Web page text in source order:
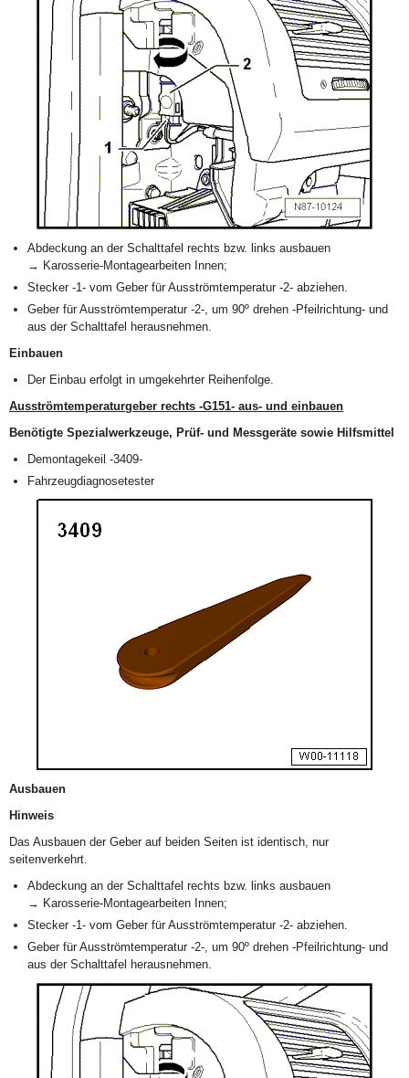
Abdeckung an der Schalttafel rechts bzw. links ausbauen
→ Karosserie-Montagearbeiten Innen;
Stecker -1- vom Geber für Ausströmtemperatur -2- abziehen.
Geber für Ausströmtemperatur -2-, um 90º drehen -Pfeilrichtung- und
aus der Schalttafel herausnehmen.
Einbauen
Der Einbau erfolgt in umgekehrter Reihenfolge.
Ausströmtemperaturgeber rechts -G151- aus- und einbauen
Benötigte Spezialwerkzeuge, Prüf- und Messgeräte sowie Hilfsmittel
Demontagekeil -3409-
Fahrzeugdiagnosetester
Ausbauen
Hinweis
Das Ausbauen der Geber auf beiden Seiten ist identisch, nur
seitenverkehrt.
Abdeckung an der Schalttafel rechts bzw. links ausbauen
→ Karosserie-Montagearbeiten Innen;
Stecker -1- vom Geber für Ausströmtemperatur -2- abziehen.
Geber für Ausströmtemperatur -2-, um 90º drehen -Pfeilrichtung- und
aus der Schalttafel herausnehmen.